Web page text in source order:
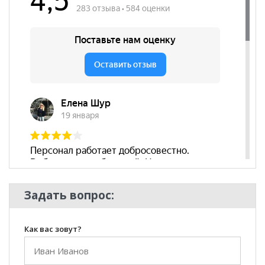
500
Наличие
подлокотников
да
Съёмный чехол
Декоративные
да
Бренд
Новый Век
Стиль
Классический
Задать вопрос:
Как вас зовут?